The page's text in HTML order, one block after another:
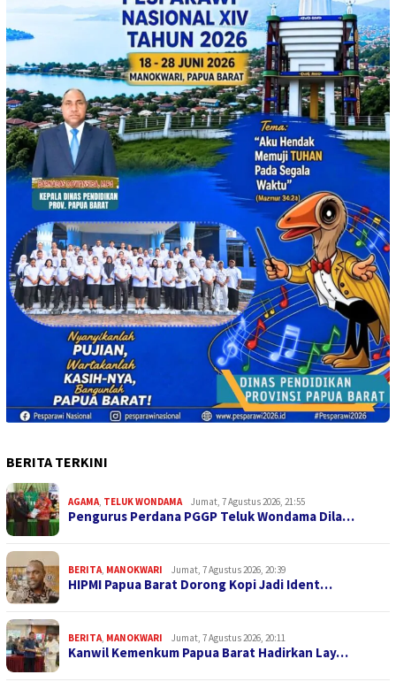
BERITA TERKINI
AGAMA, TELUK WONDAMA Jumat, 7 Agustus 2026, 21:55
Pengurus Perdana PGGP Teluk Wondama Dila…
BERITA, MANOKWARI Jumat, 7 Agustus 2026, 20:39
HIPMI Papua Barat Dorong Kopi Jadi Ident…
BERITA, MANOKWARI Jumat, 7 Agustus 2026, 20:11
Kanwil Kemenkum Papua Barat Hadirkan Lay…